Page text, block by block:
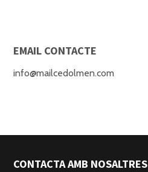
EMAIL CONTACTE
info@mailcedolmen.com
CONTACTA AMB NOSALTRES